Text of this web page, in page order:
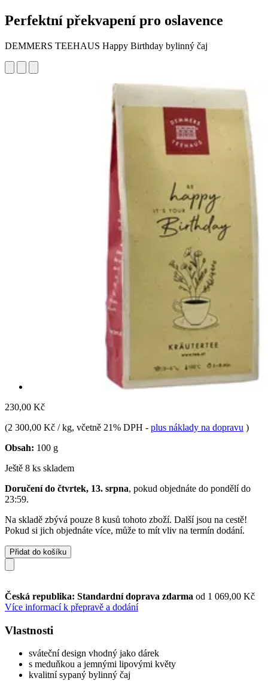
Perfektní překvapení pro oslavence
DEMMERS TEEHAUS Happy Birthday bylinný čaj
230,00 Kč
(2 300,00 Kč / kg, včetně 21% DPH - plus náklady na dopravu )
Obsah: 100 g
Ještě 8 ks skladem
Doručení do čtvrtek, 13. srpna, pokud objednáte do pondělí do
23:59.
Na skladě zbývá pouze 8 kusů tohoto zboží. Další jsou na cestě!
Pokud si jich objednáte více, může to mít vliv na termín dodání.
Přidat do košíku
Česká republika: Standardní doprava zdarma od 1 069,00 Kč
Více informací k přepravě a dodání
Vlastnosti
sváteční design vhodný jako dárek
s meduňkou a jemnými lipovými květy
kvalitní sypaný bylinný čaj